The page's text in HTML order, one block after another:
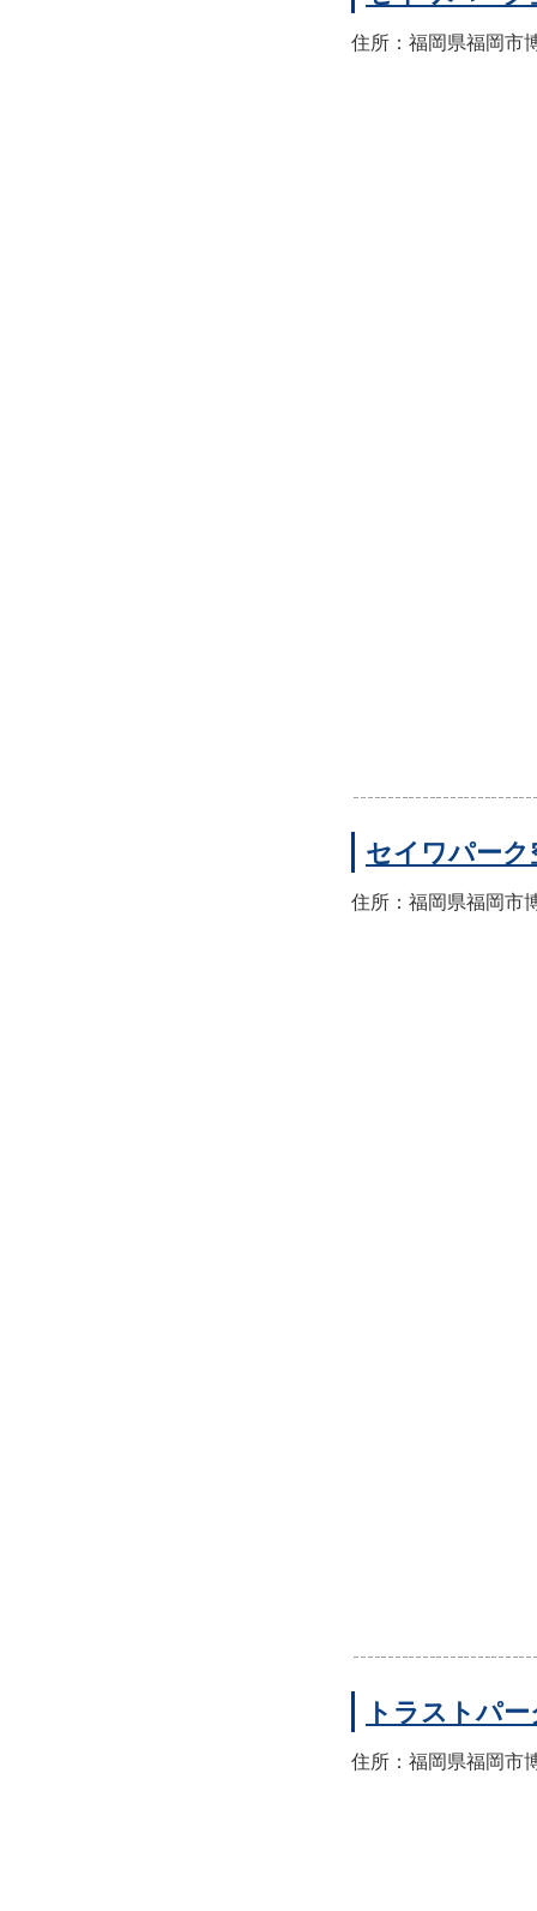
住所：福岡県福岡市
セイワパーク
住所：福岡県福岡市
トラストパ
住所：福岡県福岡市